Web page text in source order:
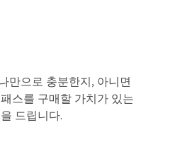
만으로 충분한지, 아니면
스를 구매할 가치가 있는
드립니다.